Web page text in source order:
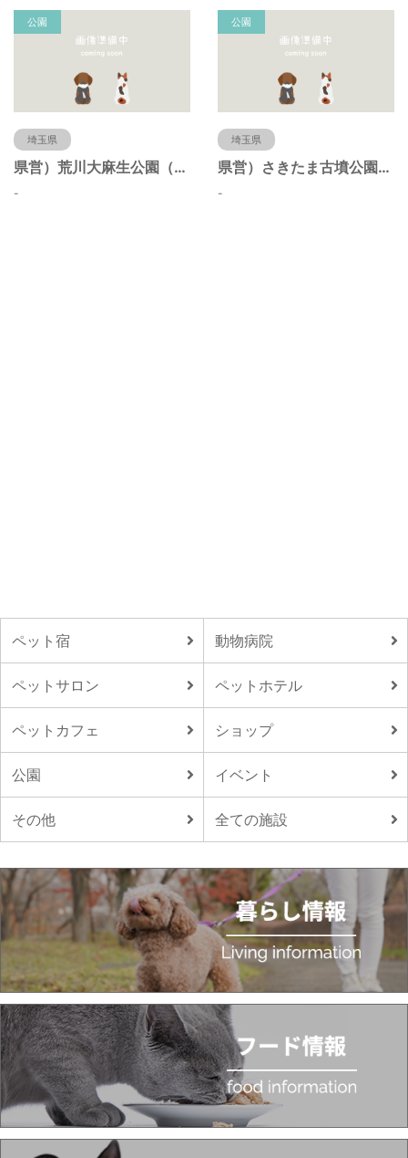
公園
埼玉県
県営）荒川大麻生公園（埼玉県熊谷市）
-
公園
埼玉県
県営）さきたま古墳公園（埼玉県行田市）
-
ペット宿 動物病院
ペットサロン ペットホテル
ペットカフェ ショップ
公園 イベント
その他 全ての施設